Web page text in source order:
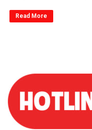
Read More